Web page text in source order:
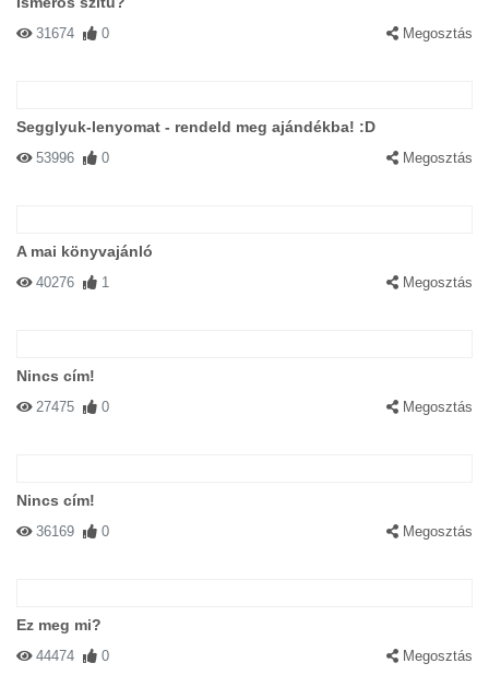
31674 0 Megosztás
Segglyuk-lenyomat - rendeld meg ajándékba! :D
53996 0 Megosztás
A mai könyvajánló
40276 1 Megosztás
Nincs cím!
27475 0 Megosztás
Nincs cím!
36169 0 Megosztás
Ez meg mi?
44474 0 Megosztás